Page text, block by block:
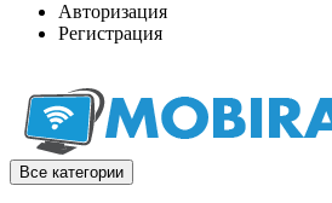
Авторизация
Регистрация
Все категории